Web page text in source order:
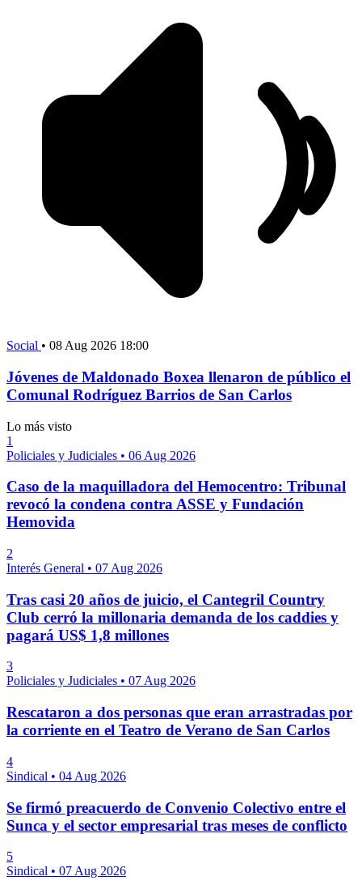
Social • 08 Aug 2026 18:00
Jóvenes de Maldonado Boxea llenaron de público el
Comunal Rodríguez Barrios de San Carlos
Lo más visto
1
Policiales y Judiciales • 06 Aug 2026
Caso de la maquilladora del Hemocentro: Tribunal
revocó la condena contra ASSE y Fundación
Hemovida
2
Interés General • 07 Aug 2026
Tras casi 20 años de juicio, el Cantegril Country
Club cerró la millonaria demanda de los caddies y
pagará US$ 1,8 millones
3
Policiales y Judiciales • 07 Aug 2026
Rescataron a dos personas que eran arrastradas por
la corriente en el Teatro de Verano de San Carlos
4
Sindical • 04 Aug 2026
Se firmó preacuerdo de Convenio Colectivo entre el
Sunca y el sector empresarial tras meses de conflicto
5
Sindical • 07 Aug 2026